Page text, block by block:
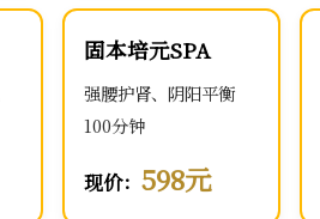
固本培元SPA
强腰护肾、阴阳平衡
100分钟
现价：598元